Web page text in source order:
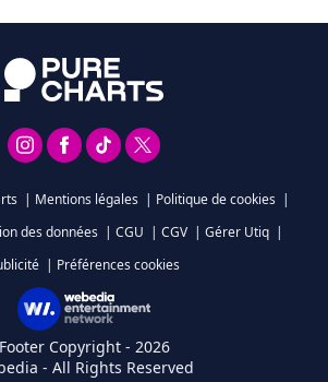
| Mentions légales | Politique de cookies |
des données | CGU | CGV | Gérer Utiq |
| Préférences cookies
Footer Copyright - 2026
- All Rights Reserved